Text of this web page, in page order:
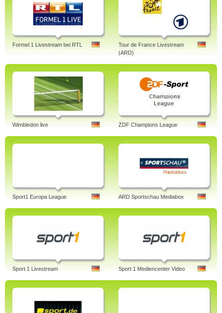
Formel 1 Livestream bei RTL
Tour de France Livestream
(ARD)
Wimbledon live ZDF Champions League
Sport1 Europa League ARD Sportschau Mediabox
Sport 1 Livestream Sport 1 Mediencenter Video